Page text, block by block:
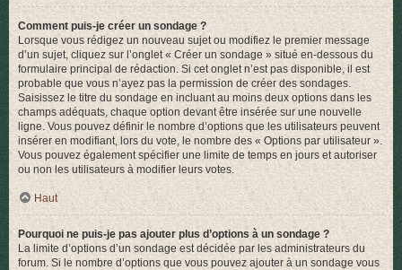
Comment puis-je créer un sondage ?
Lorsque vous rédigez un nouveau sujet ou modifiez le premier message
d’un sujet, cliquez sur l’onglet « Créer un sondage » situé en-dessous du
formulaire principal de rédaction. Si cet onglet n’est pas disponible, il est
probable que vous n’ayez pas la permission de créer des sondages.
Saisissez le titre du sondage en incluant au moins deux options dans les
champs adéquats, chaque option devant être insérée sur une nouvelle
ligne. Vous pouvez définir le nombre d’options que les utilisateurs peuvent
insérer en modifiant, lors du vote, le nombre des « Options par utilisateur ».
Vous pouvez également spécifier une limite de temps en jours et autoriser
ou non les utilisateurs à modifier leurs votes.
Haut
Pourquoi ne puis-je pas ajouter plus d’options à un sondage ?
La limite d’options d’un sondage est décidée par les administrateurs du
forum. Si le nombre d’options que vous pouvez ajouter à un sondage vous